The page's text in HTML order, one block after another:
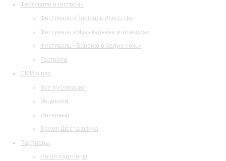
Фестивали и гастроли
Фестиваль «Площадь Искусств»
Фестиваль «Музыкальная коллекция»
Фестиваль «Барокко в белую ночь»
Гастроли
СМИ о нас
Все публикации
Рецензии
Интервью
Время Шостаковича
Партнеры
Наши партнеры